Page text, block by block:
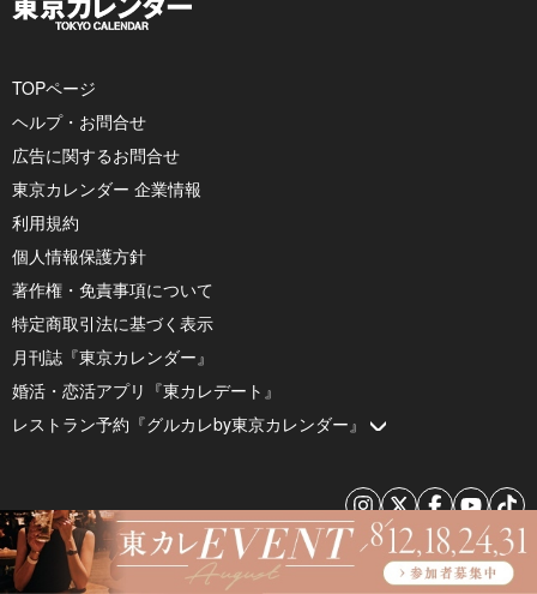
TOPページ
ヘルプ・お問合せ
広告に関するお問合せ
東京カレンダー 企業情報
利用規約
個人情報保護方針
著作権・免責事項について
特定商取引法に基づく表示
月刊誌『東京カレンダー』
婚活・恋活アプリ『東カレデート』
レストラン予約『グルカレby東京カレンダー』
© 2026 by Tokyo Calendar, Inc.